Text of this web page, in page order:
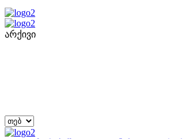
არქივი